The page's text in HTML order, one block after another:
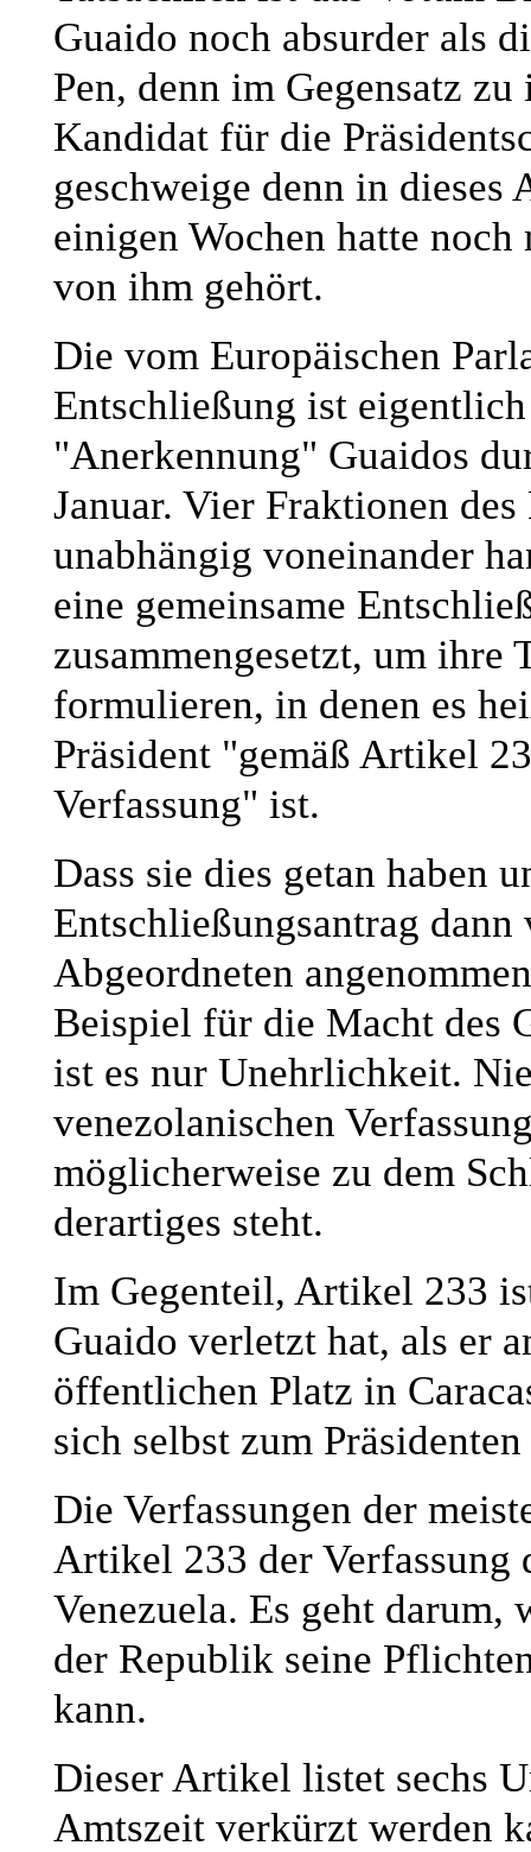
Guaido noch absurder als
Pen, denn im Gegensatz
Kandidat für die
geschweige denn in
einigen Wochen hatte
von ihm gehört.
Die vom Europäischen
Entschließung ist
"Anerkennung" Guaidos
Januar. Vier Fraktionen
unabhängig voneinander
eine gemeinsame
zusammengesetzt, um ihre
formulieren, in denen es
Präsident "gemäß Artikel
Verfassung" ist.
Dass sie dies getan haben
Entschließungsantrag
Abgeordneten
Beispiel für die Macht des
ist es nur Unehrlichkeit.
venezolanischen
möglicherweise zu dem
derartiges steht.
Im Gegenteil, Artikel 233
Guaido verletzt hat, als er
öffentlichen Platz in
sich selbst zum
Die Verfassungen der
Artikel 233 der
Venezuela. Es geht darum,
der Republik seine
kann.
Dieser Artikel listet sechs
Amtszeit verkürzt werden